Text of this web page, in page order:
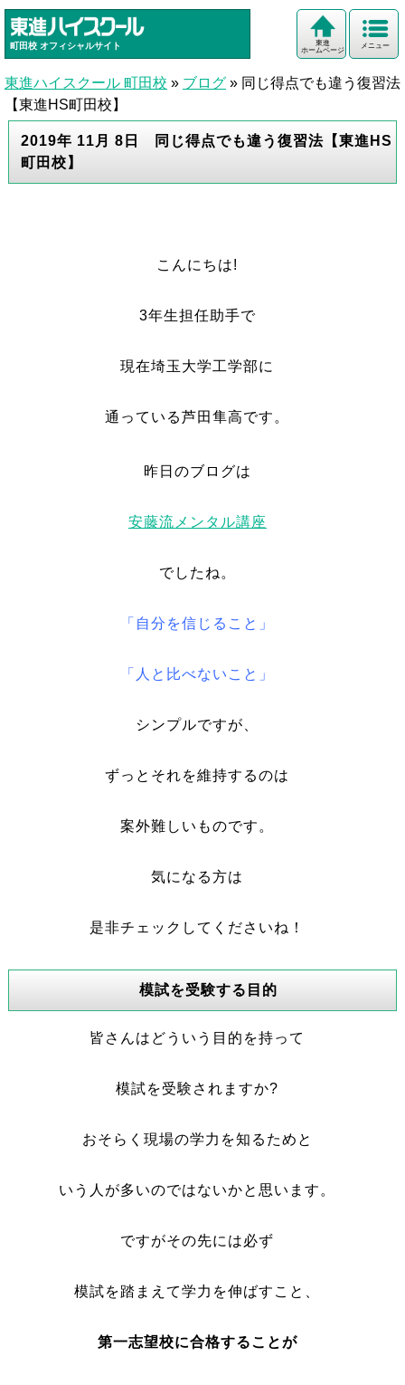
町田校 オフィシャルサイト メニュー
東進
ホームページ
東進ハイスクール 町田校 » ブログ » 同じ得点でも違う復習法
【東進HS町田校】
2019年 11月 8日 同じ得点でも違う復習法【東進HS
町田校】
こんにちは!
3年生担任助手で
現在埼玉大学工学部に
通っている芦田隼高です。
昨日のブログは
安藤流メンタル講座
でしたね。
「自分を信じること」
「人と比べないこと」
シンプルですが、
ずっとそれを維持するのは
案外難しいものです。
気になる方は
是非チェックしてくださいね！
模試を受験する目的
皆さんはどういう目的を持って
模試を受験されますか?
おそらく現場の学力を知るためと
いう人が多いのではないかと思います。
ですがその先には必ず
模試を踏まえて学力を伸ばすこと、
第一志望校に合格することが